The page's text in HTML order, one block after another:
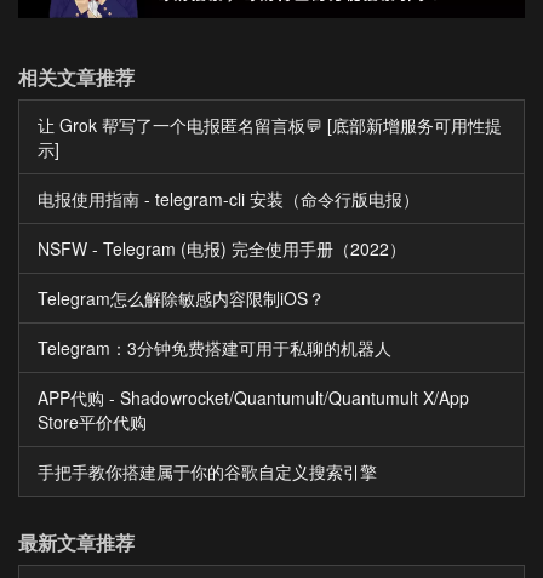
相关文章推荐
让 Grok 帮写了一个电报匿名留言板💬 [底部新增服务可用性提
示]
电报使用指南 - telegram-cli 安装（命令行版电报）
NSFW - Telegram (电报) 完全使用手册（2022）
Telegram怎么解除敏感内容限制iOS？
Telegram：3分钟免费搭建可用于私聊的机器人
APP代购 - Shadowrocket/Quantumult/Quantumult X/App
Store平价代购
手把手教你搭建属于你的谷歌自定义搜索引擎
最新文章推荐